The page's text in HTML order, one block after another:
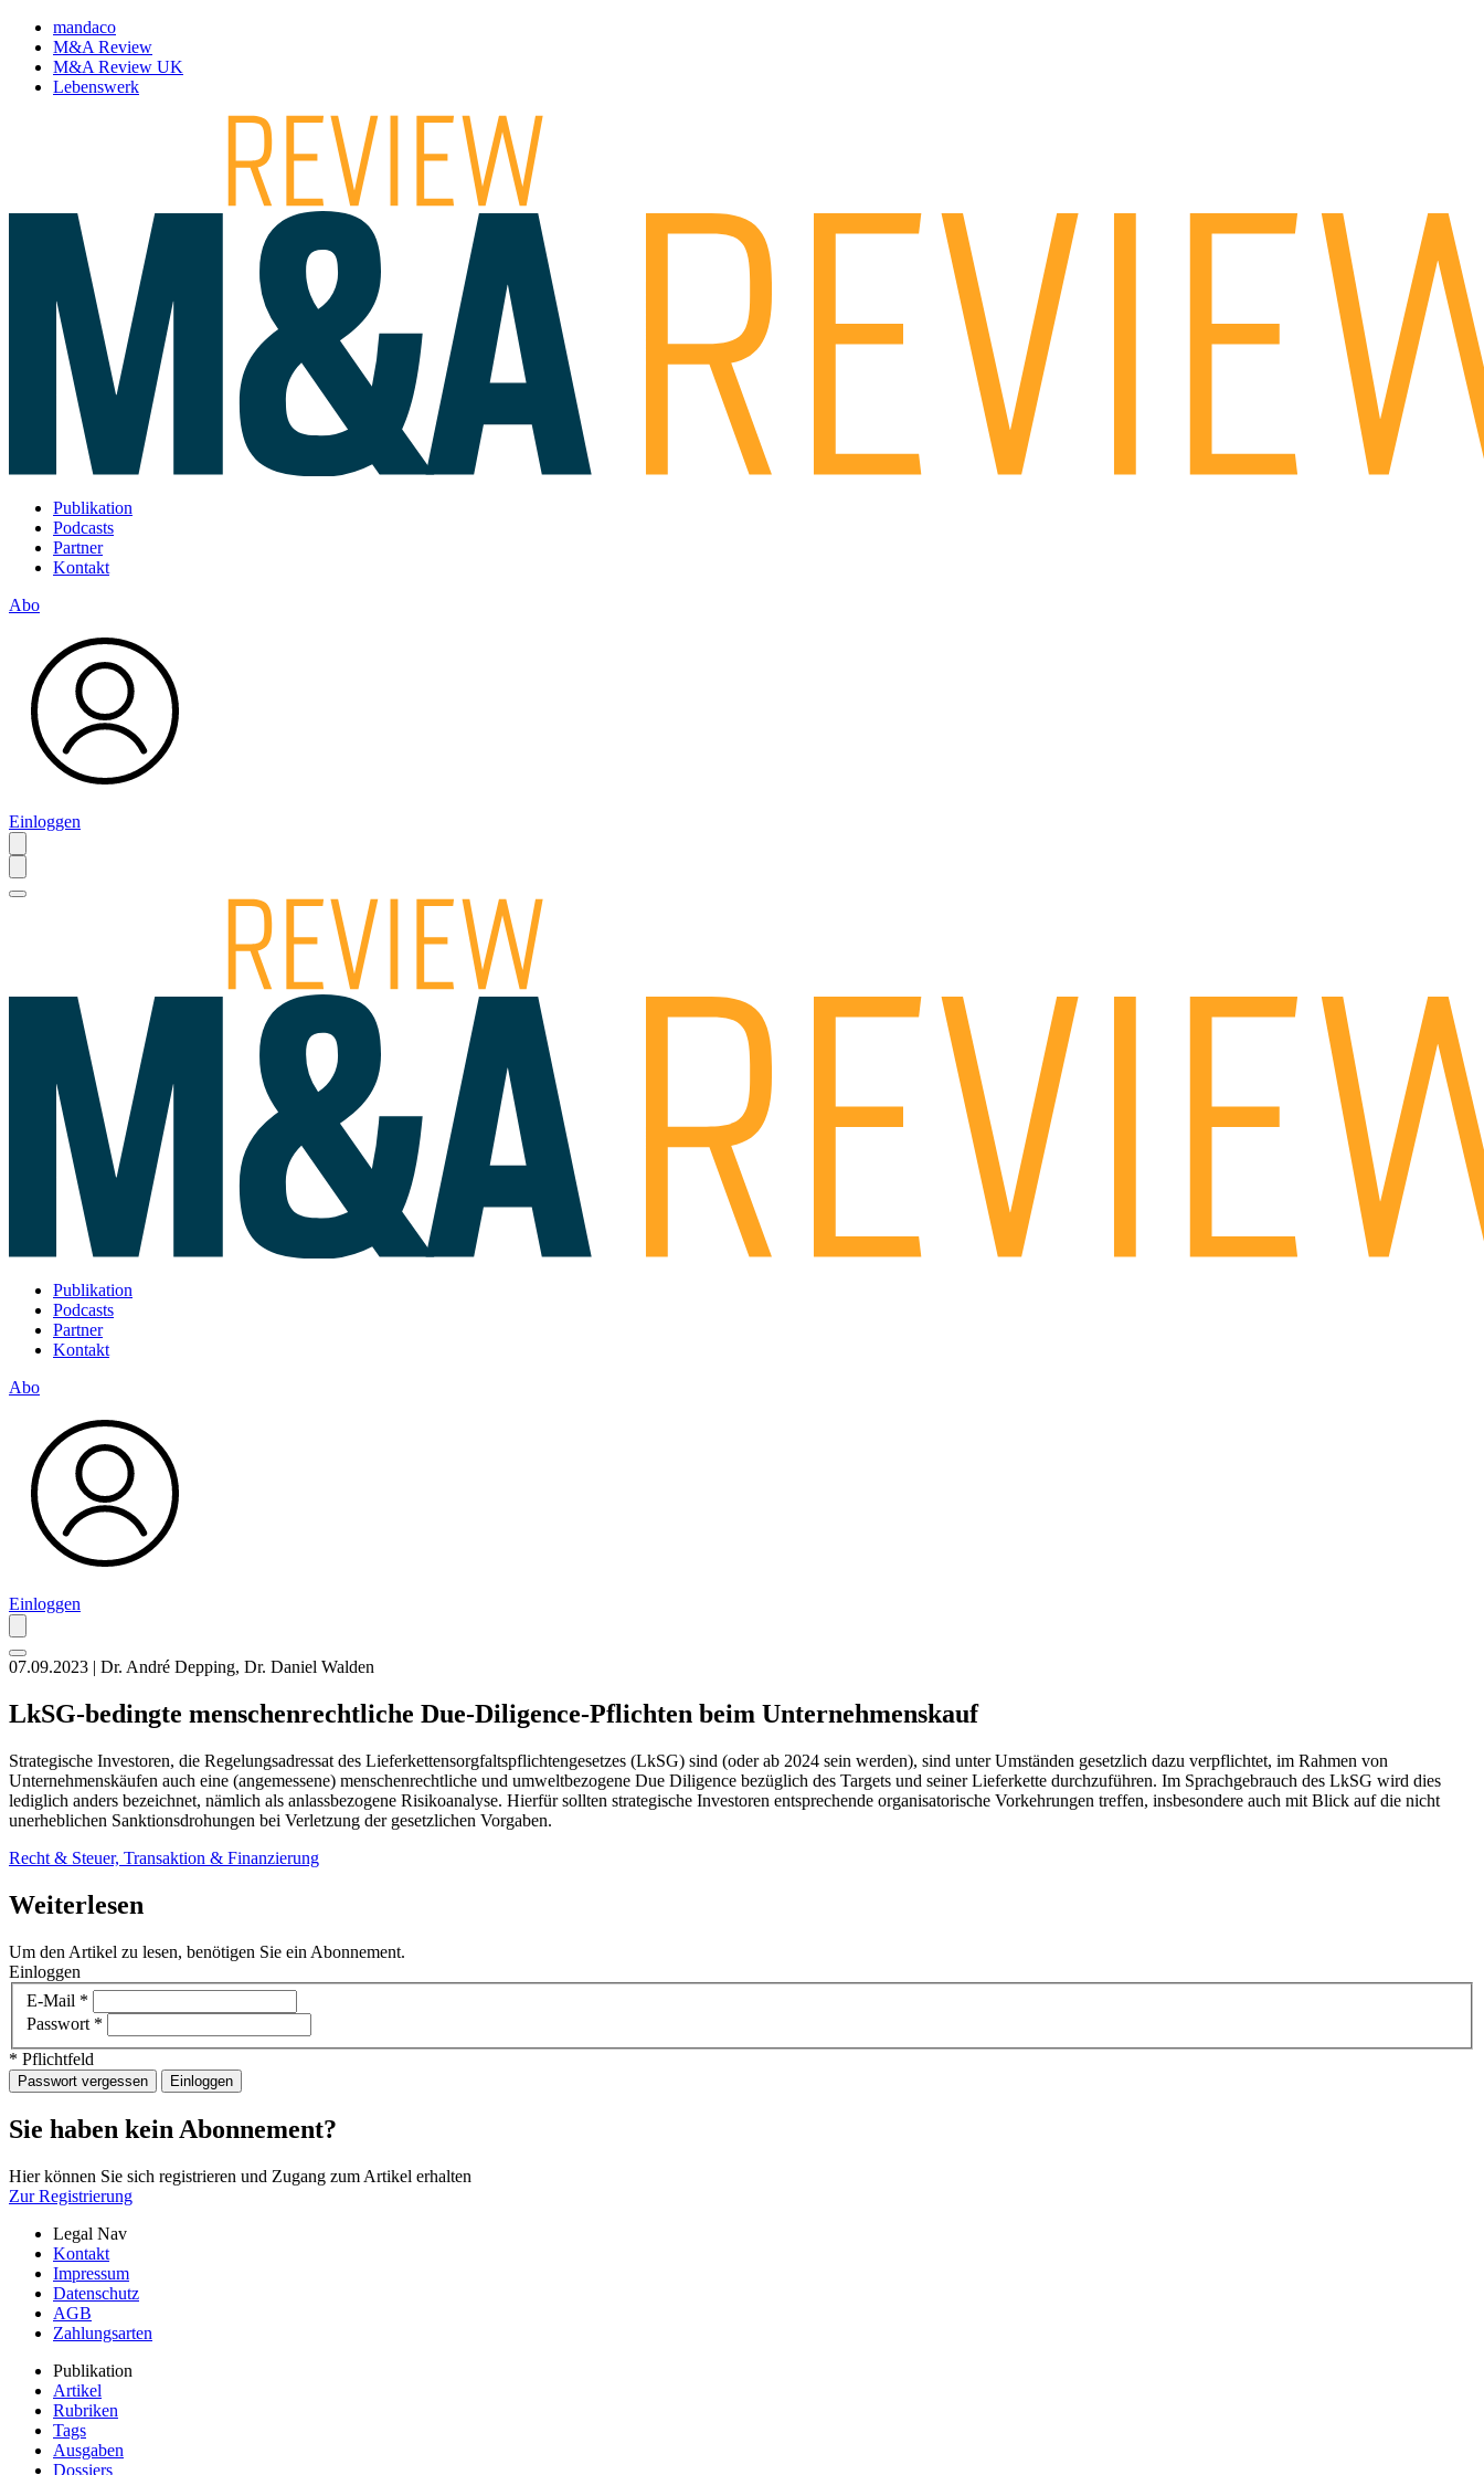
mandaco
M&A Review
M&A Review UK
Lebenswerk
Publikation
Podcasts
Partner
Kontakt
Abo
Einloggen
Publikation
Podcasts
Partner
Kontakt
Abo
Einloggen
07.09.2023 | Dr. André Depping, Dr. Daniel Walden
LkSG-bedingte menschenrechtliche Due-Diligence-Pflichten beim Unternehmenskauf
Strategische Investoren, die Regelungsadressat des Lieferkettensorgfaltspflichtengesetzes (LkSG) sind (oder ab 2024 sein werden), sind unter Umständen gesetzlich dazu verpflichtet, im Rahmen von
Unternehmenskäufen auch eine (angemessene) menschenrechtliche und umweltbezogene Due Diligence bezüglich des Targets und seiner Lieferkette durchzuführen. Im Sprachgebrauch des LkSG wird dies
lediglich anders bezeichnet, nämlich als anlassbezogene Risikoanalyse. Hierfür sollten strategische Investoren entsprechende organisatorische Vorkehrungen treffen, insbesondere auch mit Blick auf die nicht
unerheblichen Sanktionsdrohungen bei Verletzung der gesetzlichen Vorgaben.
Recht & Steuer, Transaktion & Finanzierung
Weiterlesen
Um den Artikel zu lesen, benötigen Sie ein Abonnement.
Einloggen
E-Mail *
Passwort *
* Pflichtfeld
Passwort vergessen Einloggen
Sie haben kein Abonnement?
Hier können Sie sich registrieren und Zugang zum Artikel erhalten
Zur Registrierung
Legal Nav
Kontakt
Impressum
Datenschutz
AGB
Zahlungsarten
Publikation
Artikel
Rubriken
Tags
Ausgaben
Dossiers